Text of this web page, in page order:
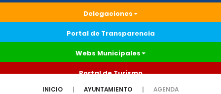
Delegaciones
Portal de Transparencia
Webs Municipales
Portal de Turismo
INICIO AYUNTAMIENTO AGENDA